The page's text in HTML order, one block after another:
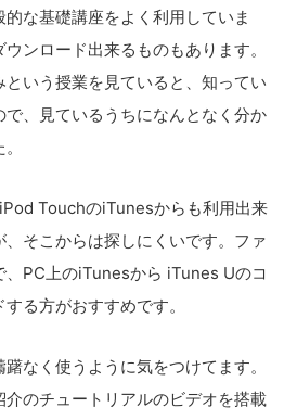
な基礎講座をよく利用していま
ンロード出来るものもあります。
いう授業を見ていると、知ってい
で、見ているうちになんとなく分か
TouchのiTunesからも利用出来
そこからは探しにくいです。ファ
、PC上のiTunesから iTunes Uのコ
る方がおすすめです。
なく使うように気をつけてます。
のチュートリアルのビデオを搭載